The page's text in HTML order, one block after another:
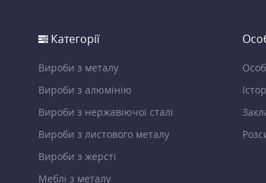
Категорії
Вироби з металу
Вироби з алюмінію
Вироби з нержавіючої сталі
Вироби з листового металу
Вироби з жерсті
Меблі з металу